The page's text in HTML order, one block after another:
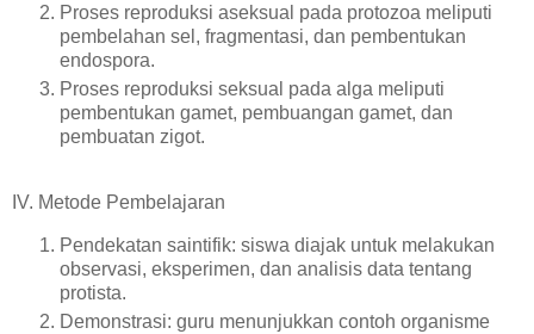
Proses reproduksi aseksual pada protozoa meliputi
pembelahan sel, fragmentasi, dan pembentukan
endospora.
Proses reproduksi seksual pada alga meliputi
pembentukan gamet, pembuangan gamet, dan
pembuatan zigot.
IV. Metode Pembelajaran
Pendekatan saintifik: siswa diajak untuk melakukan
observasi, eksperimen, dan analisis data tentang
protista.
Demonstrasi: guru menunjukkan contoh organisme